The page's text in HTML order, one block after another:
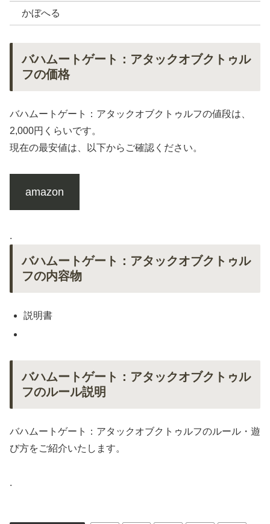
かぼへる
バハムートゲート：アタックオブクトゥル
フの価格
バハムートゲート：アタックオブクトゥルフの値段は、
2,000円くらいです。
現在の最安値は、以下からご確認ください。
amazon
.
バハムートゲート：アタックオブクトゥル
フの内容物
説明書
バハムートゲート：アタックオブクトゥル
フのルール説明
バハムートゲート：アタックオブクトゥルフのルール・遊
び方をご紹介いたします。
.